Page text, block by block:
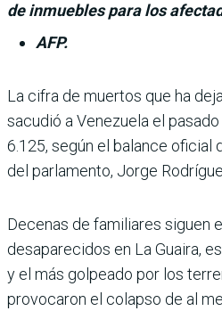
de inmuebles para los
AFP.
La cifra de muertos que ha
sacu­dió a Venezuela el
6.125, según el balance oficial
del parlamento, Jorge
Decenas de familiares siguen
desapare­cidos en La Guaira,
y el más golpeado por los
provocaron el colapso de al